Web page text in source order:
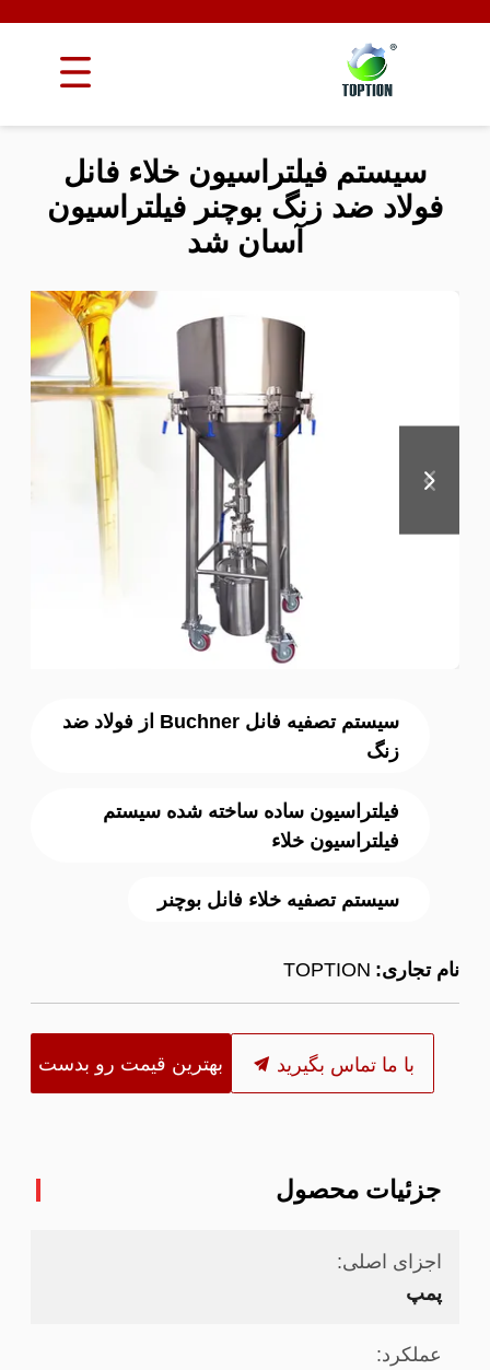
سیستم تصفیه فانل Buchner از فولاد ضد
زنگ
فیلتراسیون ساده ساخته شده سیستم
فیلتراسیون خلاء
سیستم تصفیه خلاء فانل بوچنر
نام تجاری: TOPTION
با ما تماس بگیرید بهترین قیمت رو بدست
سیستم فیلتراسیون خلاء فانل
فولاد ضد زنگ بوچنر فیلتراسیون
آسان شد
جزئیات محصول
اجزای اصلی:
پمپ
عملکرد: